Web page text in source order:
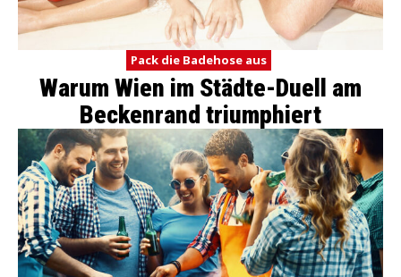
Pack die Badehose aus
Warum Wien im Städte-Duell am
Beckenrand triumphiert